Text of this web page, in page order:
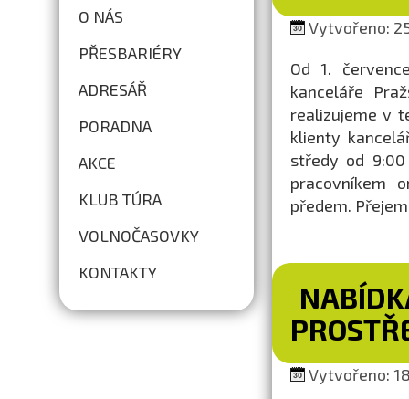
O NÁS
PŘESBARIÉRY
ADRESÁŘ
PORADNA
AKCE
KLUB TÚRA
VOLNOČASOVKY
KONTAKTY
Vytvořeno:
Od 1.
kanceláře
realizujeme v
klienty
středy od
pracovníkem
předem.
Vytvořeno: